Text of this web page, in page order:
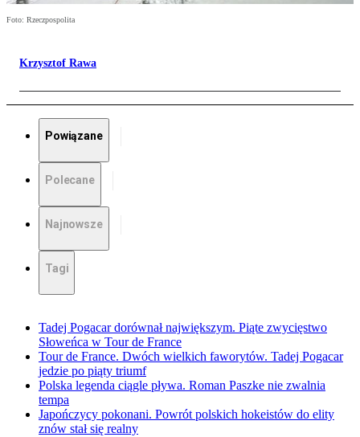
Foto: Rzeczpospolita
Krzysztof Rawa
Powiązane
Polecane
Najnowsze
Tagi
Tadej Pogacar dorównał największym. Piąte zwycięstwo
Słoweńca w Tour de France
Tour de France. Dwóch wielkich faworytów. Tadej Pogacar
jedzie po piąty triumf
Polska legenda ciągle pływa. Roman Paszke nie zwalnia
tempa
Japończycy pokonani. Powrót polskich hokeistów do elity
znów stał się realny